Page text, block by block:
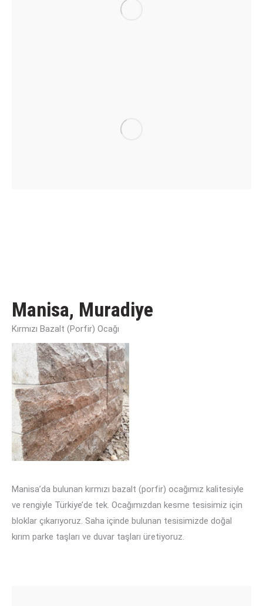
Manisa, Muradiye
Kırmızı Bazalt (Porfir) Ocağı
Manisa’da bulunan kırmızı bazalt (porfir) ocağımız kalitesiyle
ve rengiyle Türkiye’de tek. Ocağımızdan kesme tesisimiz için
bloklar çıkarıyoruz. Saha içinde bulunan tesisimizde doğal
kırım parke taşları ve duvar taşları üretiyoruz.